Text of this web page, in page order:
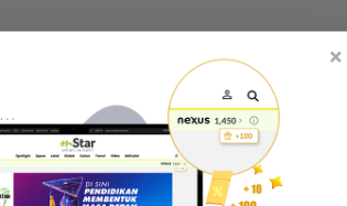
Follow media sosial kami
×